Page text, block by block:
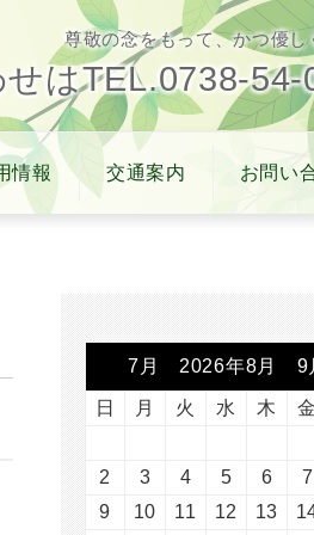
尊敬の念をもって、かつ優し
はTEL.0738-54-
情報 交通案内 お問い
7月 2026年8月 9
日 月 火 水 木 金
2
3 4 5 6 7
9
10 11 12 13